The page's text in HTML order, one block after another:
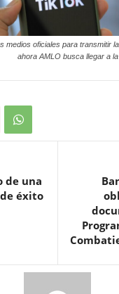
medios oficiales para transmitir
ahora AMLO busca llegar a
de una
éxito